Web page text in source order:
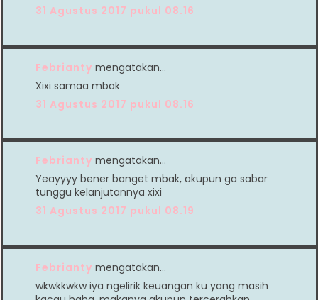
31 Agustus 2017 pukul 08.16
Febrianty mengatakan…
Xixi samaa mbak
31 Agustus 2017 pukul 08.16
Febrianty mengatakan…
Yeayyyy bener banget mbak, akupun ga sabar
tunggu kelanjutannya xixi
31 Agustus 2017 pukul 08.19
Febrianty mengatakan…
wkwkkwkw iya ngelirik keuangan ku yang masih